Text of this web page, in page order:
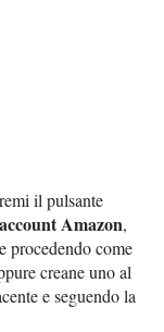
il pulsante
account Amazon,
procedendo come
creane uno al
e seguendo la